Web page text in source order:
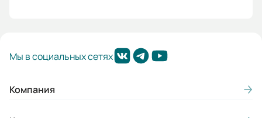
Мы в социальных сетях
Компания